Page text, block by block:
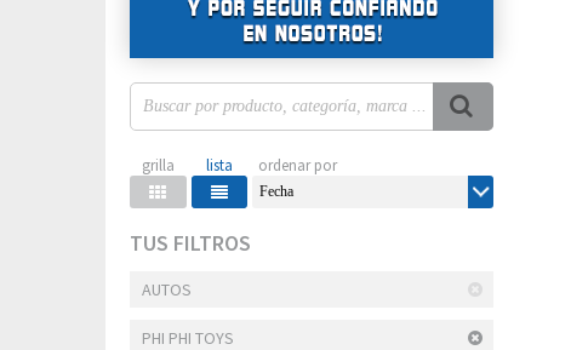
Fecha
TUS FILTROS
AUTOS
PHI PHI TOYS